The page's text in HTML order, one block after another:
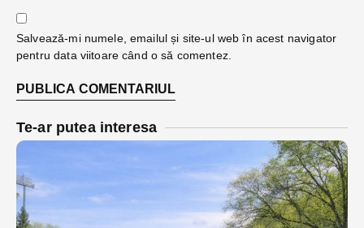
Salvează-mi numele, emailul și site-ul web în acest navigator
pentru data viitoare când o să comentez.
Te-ar putea interesa